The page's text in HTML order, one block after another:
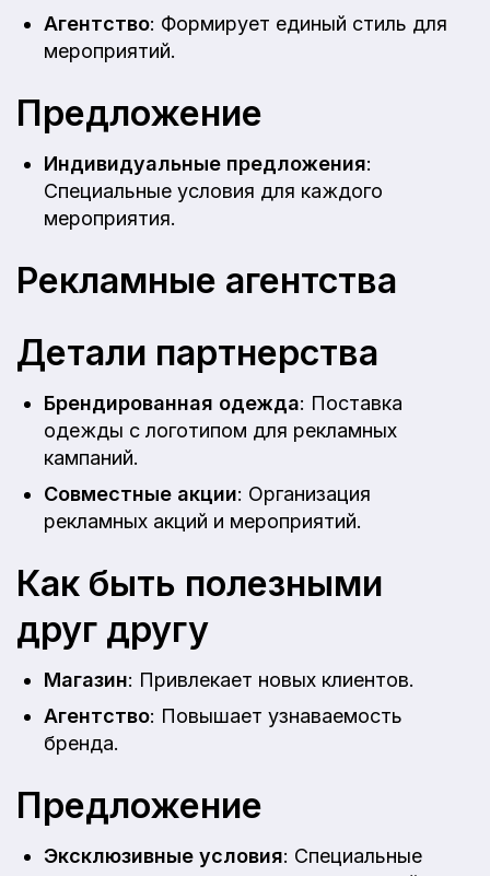
Агентство: Формирует единый стиль для
мероприятий.
Предложение
Индивидуальные предложения:
Специальные условия для каждого
мероприятия.
Рекламные агентства
Детали партнерства
Брендированная одежда: Поставка
одежды с логотипом для рекламных
кампаний.
Совместные акции: Организация
рекламных акций и мероприятий.
Как быть полезными
друг другу
Магазин: Привлекает новых клиентов.
Агентство: Повышает узнаваемость
бренда.
Предложение
Эксклюзивные условия: Специальные